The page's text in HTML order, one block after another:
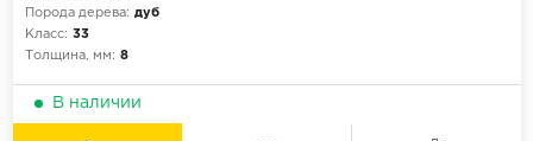
Порода дерева: дуб
Класс: 33
Толщина, мм: 8
В наличии